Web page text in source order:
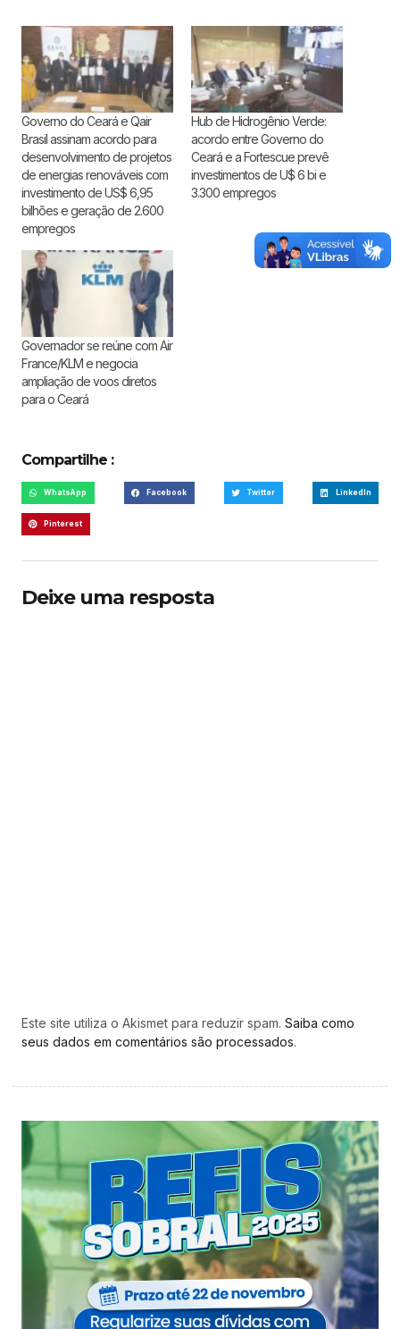
Governo do Ceará e Qair
Brasil assinam acordo para
desenvolvimento de projetos
de energias renováveis com
investimento de US$ 6,95
bilhões e geração de 2.600
empregos
Hub de Hidrogênio Verde:
acordo entre Governo do
Ceará e a Fortescue prevê
investimentos de U$ 6 bi e
3.300 empregos
Governador se reúne com Air
France/KLM e negocia
ampliação de voos diretos
para o Ceará
Compartilhe :
WhatsApp Facebook Twitter LinkedIn
Pinterest
Deixe uma resposta
Este site utiliza o Akismet para reduzir spam. Saiba como
seus dados em comentários são processados.